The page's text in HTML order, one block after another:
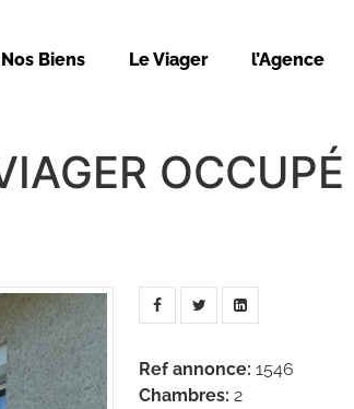
Nos Biens Le Viager l’Agence
Ref annonce: 1546
Chambres: 2